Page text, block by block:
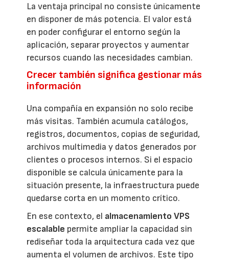
La ventaja principal no consiste únicamente
en disponer de más potencia. El valor está
en poder configurar el entorno según la
aplicación, separar proyectos y aumentar
recursos cuando las necesidades cambian.
Crecer también significa gestionar más
información
Una compañía en expansión no solo recibe
más visitas. También acumula catálogos,
registros, documentos, copias de seguridad,
archivos multimedia y datos generados por
clientes o procesos internos. Si el espacio
disponible se calcula únicamente para la
situación presente, la infraestructura puede
quedarse corta en un momento crítico.
En ese contexto, el almacenamiento VPS
escalable permite ampliar la capacidad sin
rediseñar toda la arquitectura cada vez que
aumenta el volumen de archivos. Este tipo